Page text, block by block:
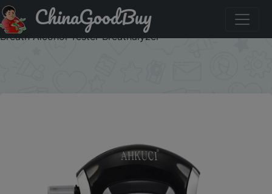
Купить по распродаже : AT-6000, Discount Plastic
Freeshipping Dropshipping Prefessional Personal Digital
Breath Alcohol Tester Breathalyzer
ChinaGoodBuy